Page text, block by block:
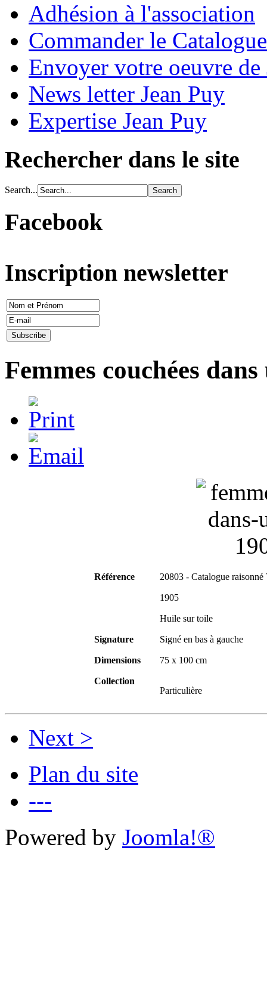
Adhésion à l'association
Commander le
Envoyer votre oeuvre de
News letter Jean Puy
Expertise Jean Puy
Rechercher dans le site
Search...
Facebook
Inscription newsletter
Femmes couchées
Référence 20803 - Catalogue raisonné
1905
Huile sur toile
Signature Signé en bas à gauche
Dimensions 75 x 100 cm
Collection
Particulière
Next >
Plan du site
---
Powered by Joomla!®